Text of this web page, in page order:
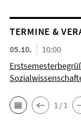
TERMINE &
05.10.
10:00
1 / 1